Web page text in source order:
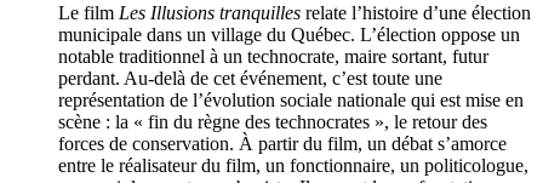
Le film Les Illusions tranquilles relate l’histoire d’une élection
municipale dans un village du Québec. L’élection oppose un
notable traditionnel à un technocrate, maire sortant, futur
perdant. Au-delà de cet événement, c’est toute une
représentation de l’évolution sociale nationale qui est mise en
scène : la « fin du règne des technocrates », le retour des
forces de conservation. À partir du film, un débat s’amorce
entre le réalisateur du film, un fonctionnaire, un politicologue,